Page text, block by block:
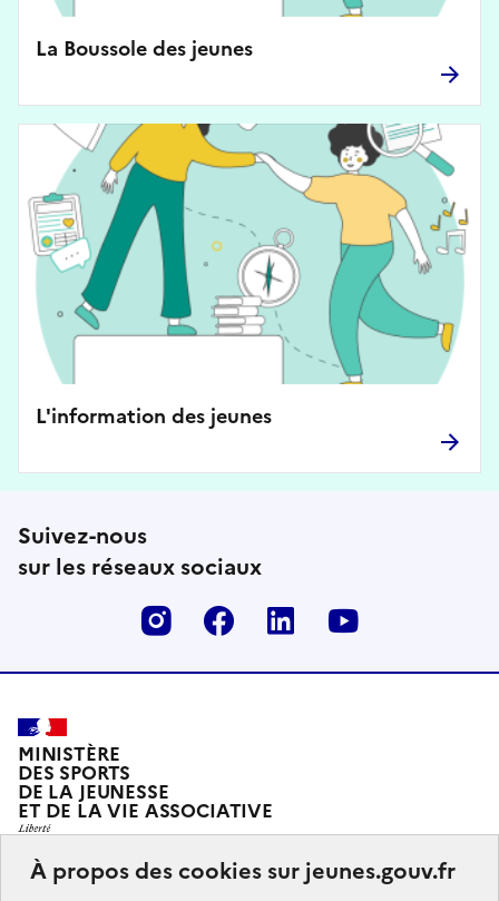
La Boussole des jeunes
L'information des jeunes
Suivez-nous
sur les réseaux sociaux
InstagramFacebookLinkedin
MINISTÈRE
DES SPORTS
DE LA JEUNESSE
ET DE LA VIE ASSOCIATIVE
À propos des cookies sur jeunes.gouv.fr